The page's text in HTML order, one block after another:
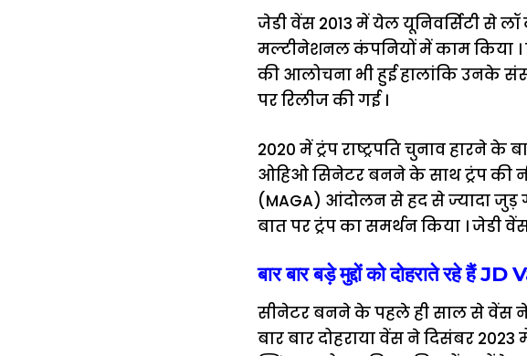
जेडी वेंस 2013 में येल यूनिवर्सिटी से
मल्टीनेशनल कंपनियों में काम किया ।
की आलोचना भी हुई हालांकि उनके
पर रिलीज की गई ।
2020 में ट्रंप राष्ट्रपति चुनाव हारने
ओहिओ सिनेटर बनने के साथ ट्रंप की
(MAGA) आंदोलन से हद से ज्यादा जुड़
बात पर ट्रंप का समर्थन किया । जेडी
बार बार बड़े मुद्दों को दोहराते रहे हैं
सीनेटर बनने के पहले ही साल से वेंस ने
बार बार दोहराया वेंस ने दिसंबर